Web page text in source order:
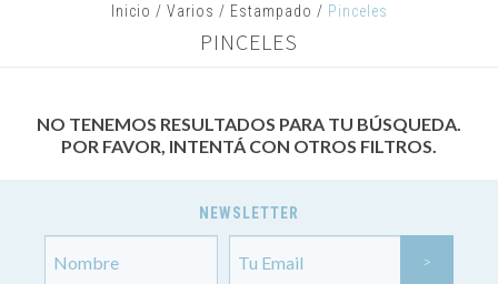
Inicio / Varios / Estampado / Pinceles
PINCELES
NO TENEMOS RESULTADOS PARA TU BÚSQUEDA.
POR FAVOR, INTENTÁ CON OTROS FILTROS.
NEWSLETTER